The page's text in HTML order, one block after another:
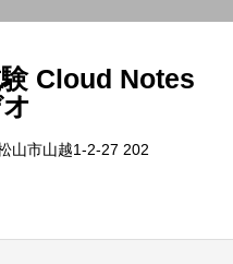
Cloud Notes
山市山越1-2-27 202